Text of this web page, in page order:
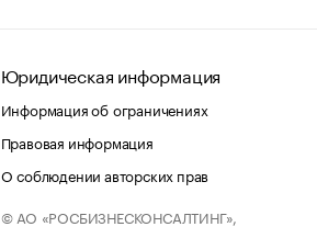
Юридическая информация
Информация об ограничениях
Правовая информация
О соблюдении авторских прав
© АО «РОСБИЗНЕСКОНСАЛТИНГ»,